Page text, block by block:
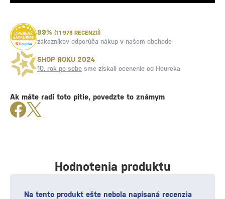
Hodnotenia produktu
Na tento produkt ešte nebola napísaná recenzia
99% (11 978 RECENZIÍ)
zákazníkov odporúča nákup v našom obchode
SHOP ROKU 2024
10. rok po sebe sme získali ocenenie od Heureka
Ak máte radi toto pitie, povedzte to známym